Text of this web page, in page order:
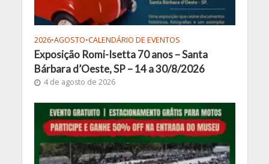
2026•AGOSTO•CALENDÁRIO DE EVENTOS
Exposição Romi-Isetta 70 anos – Santa
Bárbara d’Oeste, SP – 14 a 30/8/2026
4 de agosto de 2026